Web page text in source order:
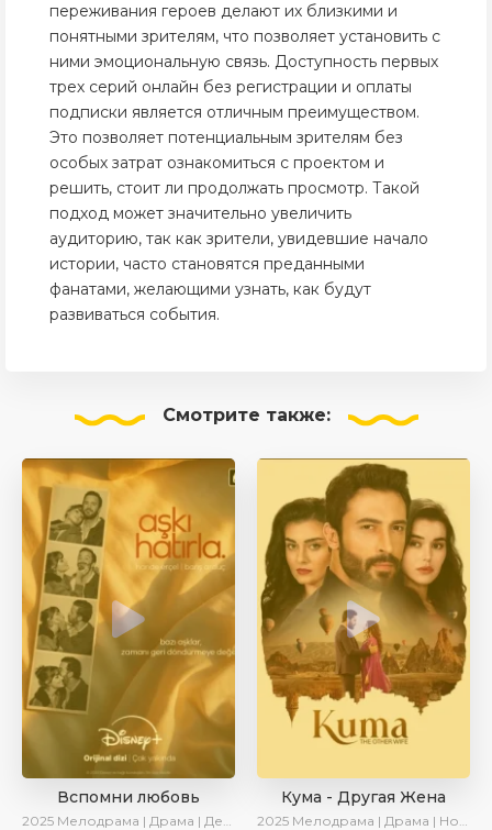
переживания героев делают их близкими и
понятными зрителям, что позволяет установить с
ними эмоциональную связь. Доступность первых
трех серий онлайн без регистрации и оплаты
подписки является отличным преимуществом.
Это позволяет потенциальным зрителям без
особых затрат ознакомиться с проектом и
решить, стоит ли продолжать просмотр. Такой
подход может значительно увеличить
аудиторию, так как зрители, увидевшие начало
истории, часто становятся преданными
фанатами, желающими узнать, как будут
развиваться события.
Смотрите также:
Вспомни любовь
2025 Мелодрама | Драма | Детектив | Комедия | Новинки | Сериалы 2025
Кума - Другая Жена
2025 Мелодрама | Драма | Новинки | Сериалы 2025